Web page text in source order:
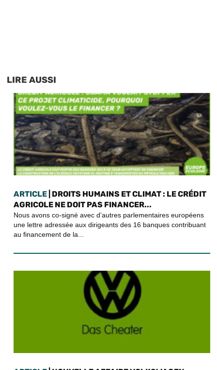
LIRE AUSSI
ARTICLE | DROITS HUMAINS ET CLIMAT : LE CRÉDIT
AGRICOLE NE DOIT PAS FINANCER...
Nous avons co-signé avec d’autres parlementaires européens
une lettre adressée aux dirigeants des 16 banques contribuant
au financement de la...